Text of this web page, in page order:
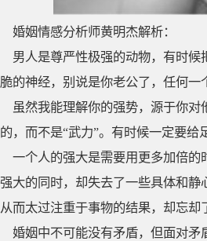
婚姻情感分析师黄明杰解析：
男人是尊严性极强的动物，有时
脆的神经，别说是你老公了，任何一
虽然我能理解你的强势，源于你
的，而不是“武力”。有时候一定要给
一个人的强大是需要用更多加倍
强大的同时，却失去了一些具体和
从而太过注重于事物的结果，却忘却
婚姻中不可能没有矛盾，但面对